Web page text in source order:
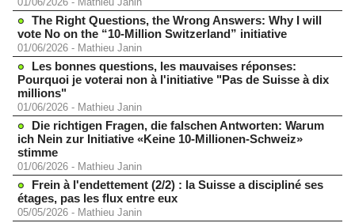
The Right Questions, the Wrong Answers: Why I will
vote No on the “10-Million Switzerland” initiative
01/06/2026 - Mathieu Janin
Les bonnes questions, les mauvaises réponses:
Pourquoi je voterai non à l'initiative "Pas de Suisse à dix
millions"
01/06/2026 - Mathieu Janin
Die richtigen Fragen, die falschen Antworten: Warum
ich Nein zur Initiative «Keine 10-Millionen-Schweiz»
stimme
01/06/2026 - Mathieu Janin
Frein à l'endettement (2/2) : la Suisse a discipliné ses
étages, pas les flux entre eux
05/05/2026 - Mathieu Janin